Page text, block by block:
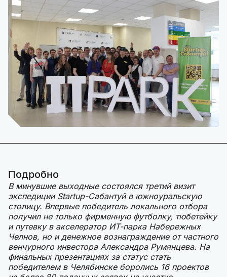
Подробно
В минувшие выходные состоялся третий визит
экспедиции Startup-Сабантуй в южноуральскую
столицу. Впервые победитель локального отбора
получил не только фирменную футболку, тюбетейку
и путевку в акселератор ИТ-парка Набережных
Челнов, но и денежное вознаграждение от частного
венчурного инвестора Александра Румянцева. На
финальных презентациях за статус стать
победителем в Челябинске боролись 16 проектов